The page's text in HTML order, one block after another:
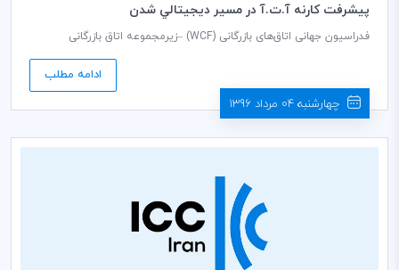
پيشرفت كارنه آ.ت.آ در مسير ديجيتالي شدن
فدراسیون جهانی اتاق‌های بازرگانی (WCF) –زیرمجموعه اتاق بازرگانی
(WCO) در «بروکسل»، به هدف خود برای برقراری سیستم دیجیتال کارنه
ادامه مطلب
چهارشنبه 04 مرداد 1396